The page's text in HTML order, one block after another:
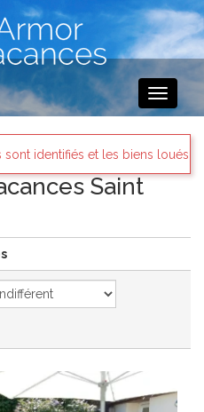
Toggle
loués existent réellement.
Saint